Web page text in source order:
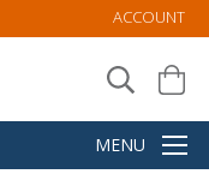
ACCOUNT